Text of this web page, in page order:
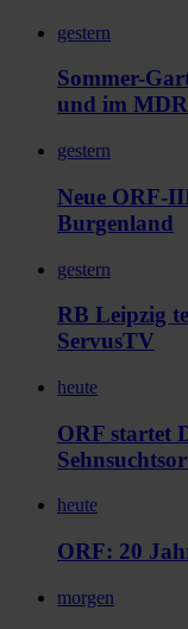
gestern
Sommer-
und im MDR
gestern
Neue ORF-
Burgenland
gestern
RB Leipzig
ServusTV
heute
ORF startet
heute
ORF: 20
morgen